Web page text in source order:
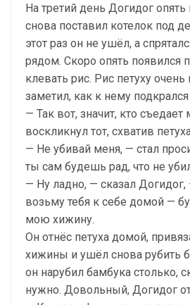
На третий день Догидог
снова поставил котелок под
этот раз он не ушёл, а
рядом. Скоро опять появился
клевать рис. Рис петуху очень
заметил, как к нему
— Так вот, значит, кто
воскликнул тот, схватив
— Не убивай меня, — стал
ты сам будешь рад, что не
— Ну ладно, — сказал Догидог,
возьму тебя к себе домой —
мою хижину.
Он отнёс петуха домой,
хижины и ушёл снова рубить
он нарубил бамбука столько,
нужно. Довольный, Догидог